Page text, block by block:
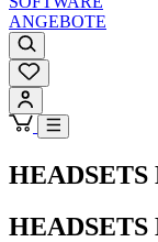
ANGEBOTE
HEADSETS
HEADSETS